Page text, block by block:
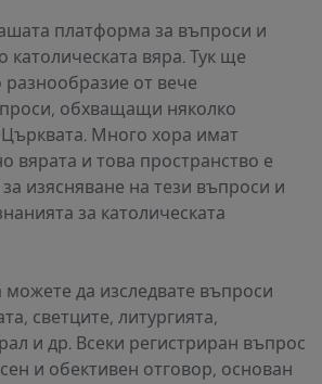
платформа за въпроси и
католическата вяра. Тук ще
от вече
обхващащи няколко
Много хора имат
вярата и това пространство е
изясняване на тези въпроси и
за католическата
можете да изследвате въпроси
светците, литургията,
и др. Всеки регистриран въпрос
и обективен отговор, основан